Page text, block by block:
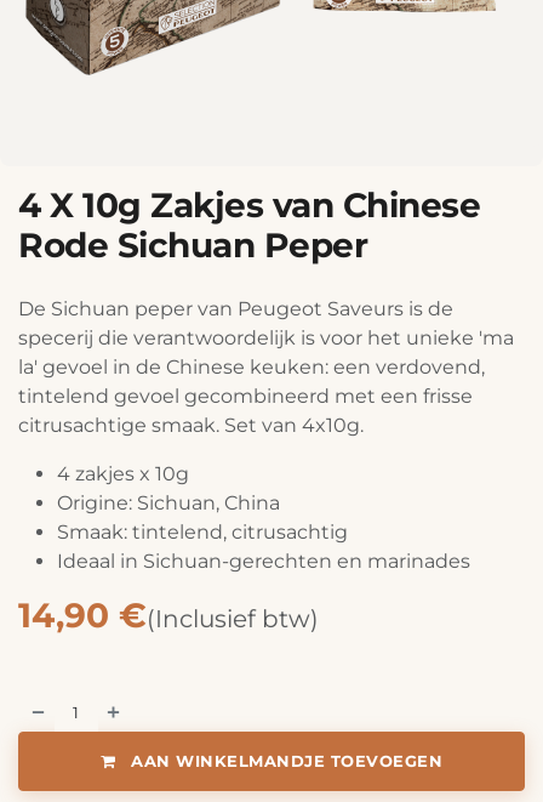
4 X 10g Zakjes van Chinese
Rode Sichuan Peper
De Sichuan peper van Peugeot Saveurs is de
specerij die verantwoordelijk is voor het unieke 'ma
la' gevoel in de Chinese keuken: een verdovend,
tintelend gevoel gecombineerd met een frisse
citrusachtige smaak. Set van 4x10g.
4 zakjes x 10g
Origine: Sichuan, China
Smaak: tintelend, citrusachtig
Ideaal in Sichuan-gerechten en marinades
14,90 €(Inclusief btw)
AAN WINKELMANDJE TOEVOEGEN